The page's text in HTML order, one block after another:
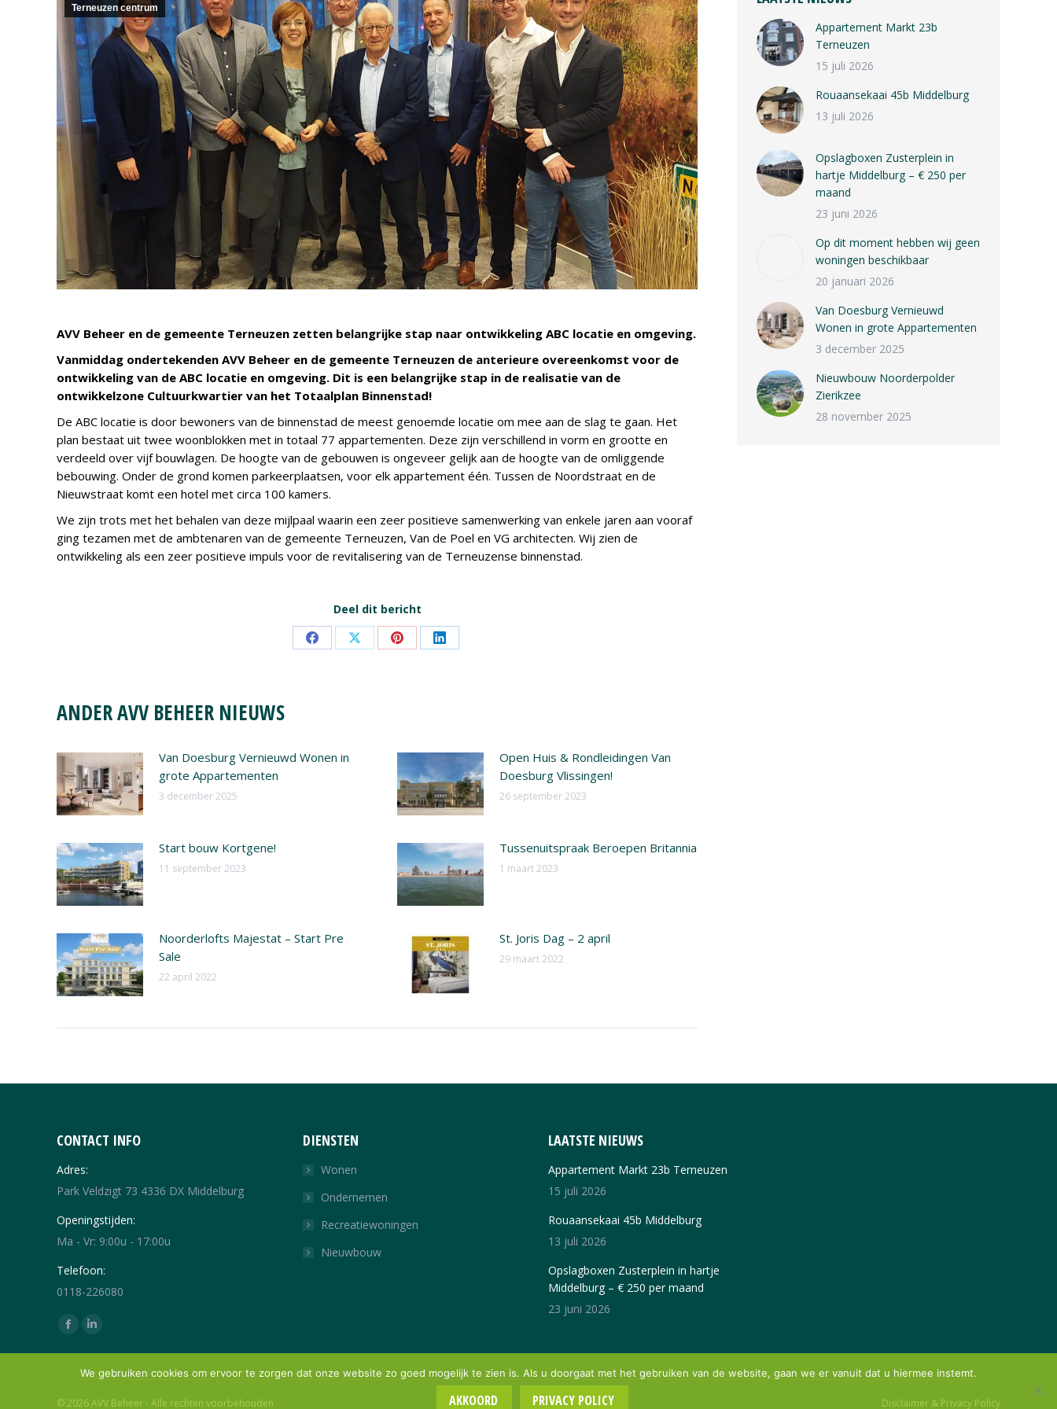
Terneuzen centrum
AVV Beheer en de gemeente Terneuzen zetten belangrijke stap naar ontwikkeling ABC locatie en omgeving.
Vanmiddag ondertekenden AVV Beheer en de gemeente Terneuzen de anterieure overeenkomst voor de
ontwikkeling van de ABC locatie en omgeving. Dit is een belangrijke stap in de realisatie van de
ontwikkelzone Cultuurkwartier van het Totaalplan Binnenstad!
De ABC locatie is door bewoners van de binnenstad de meest genoemde locatie om mee aan de slag te gaan. Het
plan bestaat uit twee woonblokken met in totaal 77 appartementen. Deze zijn verschillend in vorm en grootte en
verdeeld over vijf bouwlagen. De hoogte van de gebouwen is ongeveer gelijk aan de hoogte van de omliggende
bebouwing. Onder de grond komen parkeerplaatsen, voor elk appartement één. Tussen de Noordstraat en de
Nieuwstraat komt een hotel met circa 100 kamers.
We zijn trots met het behalen van deze mijlpaal waarin een zeer positieve samenwerking van enkele jaren aan vooraf
ging tezamen met de ambtenaren van de gemeente Terneuzen, Van de Poel en VG architecten. Wij zien de
ontwikkeling als een zeer positieve impuls voor de revitalisering van de Terneuzense binnenstad.
Deel dit bericht
Share Share Share Share
ANDER AVV BEHEER NIEUWS
Van Doesburg Vernieuwd Wonen in
grote Appartementen
3 december 2025
Open Huis & Rondleidingen Van
Doesburg Vlissingen!
26 september 2023
Start bouw Kortgene!
11 september 2023
Tussenuitspraak Beroepen Britannia
1 maart 2023
Noorderlofts Majestat – Start Pre
Sale
22 april 2022
St. Joris Dag – 2 april
29 maart 2022
Appartement Markt 23b
Terneuzen
15 juli 2026
Rouaansekaai 45b Middelburg
13 juli 2026
Opslagboxen Zusterplein in
hartje Middelburg – € 250 per
maand
23 juni 2026
Op dit moment hebben wij geen
woningen beschikbaar
20 januari 2026
Van Doesburg Vernieuwd
Wonen in grote Appartementen
3 december 2025
Nieuwbouw Noorderpolder
Zierikzee
28 november 2025
CONTACT INFO
Adres:
Park Veldzigt 73 4336 DX Middelburg
Openingstijden:
Ma - Vr: 9:00u - 17:00u
Telefoon:
0118-226080
Vind ons op:
Facebook
page
opens
Linkedin
page
opens
DIENSTEN
Wonen
Ondernemen
Recreatiewoningen
Nieuwbouw
LAATSTE NIEUWS
Appartement Markt 23b Terneuzen
15 juli 2026
Rouaansekaai 45b Middelburg
13 juli 2026
Opslagboxen Zusterplein in hartje
Middelburg – € 250 per maand
23 juni 2026
© 2026 AVV Beheer - Alle rechten voorbehouden Disclaimer & Privacy Policy
We gebruiken cookies om ervoor te zorgen dat onze website zo goed mogelijk te zien is. Als u doorgaat met het gebruiken van de website, gaan we er vanuit dat u hiermee instemt.
AKKOORD PRIVACY POLICY